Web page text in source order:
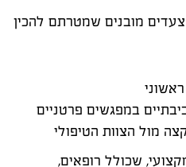
מובנים שמטרתם להכין
ראשוני
במפגשים פרטניים
מול הצוות הטיפולי
שכולל רופאים,